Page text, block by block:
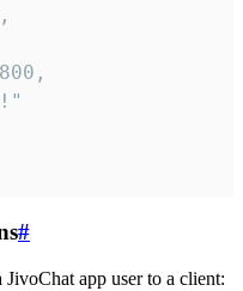
#
app user to a client: